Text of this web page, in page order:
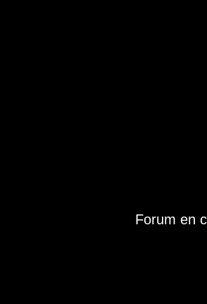
Forum en